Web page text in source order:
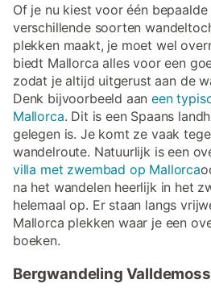
Of je nu kiest voor één
verschillende soorten
plekken maakt, je moet wel
biedt Mallorca alles voor een
zodat je altijd uitgerust aan de
Denk bijvoorbeeld aaneen
Mallorca. Dit is een Spaans
gelegen is. Je komt ze vaak
wandelroute. Natuurlijk is een
villa met zwembad op Mallorca
na het wandelen heerlijk in het
helemaal op. Er staan langs
Mallorca plekken waar je een
boeken.
Bergwandeling